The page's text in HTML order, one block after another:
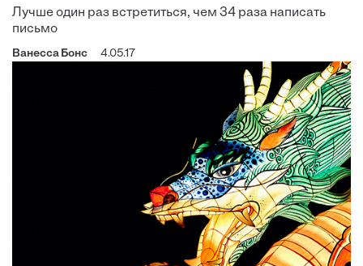
Лучше один раз встретиться, чем 34 раза написать
письмо
Ванесса Бонс 4.05.17